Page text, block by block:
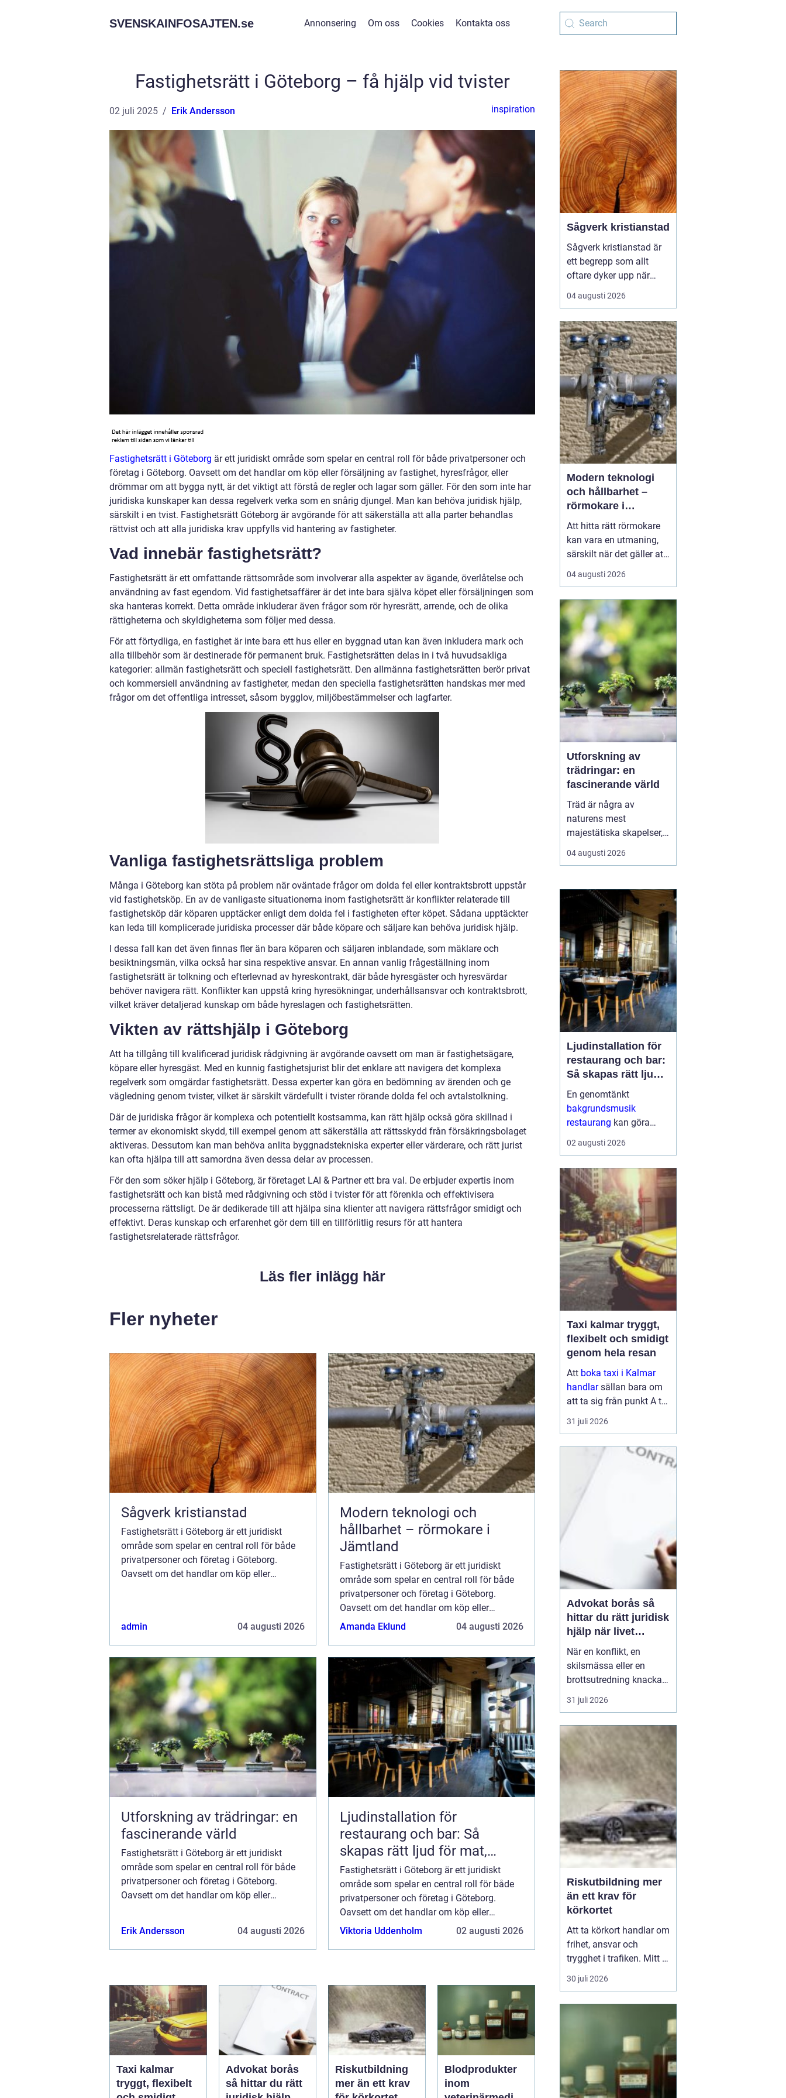
SVENSKAINFOSAJTEN.se Annonsering Om oss Cookies Kontakta oss
Fastighetsrätt i Göteborg – få hjälp vid tvister
02 juli 2025 Erik Andersson inspiration
Fastighetsrätt i Göteborg är ett juridiskt område som spelar en central roll för både privatpersoner och
företag i Göteborg. Oavsett om det handlar om köp eller försäljning av fastighet, hyresfrågor, eller
drömmar om att bygga nytt, är det viktigt att förstå de regler och lagar som gäller. För den som inte har
juridiska kunskaper kan dessa regelverk verka som en snårig djungel. Man kan behöva juridisk hjälp,
särskilt i en tvist. Fastighetsrätt Göteborg är avgörande för att säkerställa att alla parter behandlas
rättvist och att alla juridiska krav uppfylls vid hantering av fastigheter.
Vad innebär fastighetsrätt?
Fastighetsrätt är ett omfattande rättsområde som involverar alla aspekter av ägande, överlåtelse och
användning av fast egendom. Vid fastighetsaffärer är det inte bara själva köpet eller försäljningen som
ska hanteras korrekt. Detta område inkluderar även frågor som rör hyresrätt, arrende, och de olika
rättigheterna och skyldigheterna som följer med dessa.
För att förtydliga, en fastighet är inte bara ett hus eller en byggnad utan kan även inkludera mark och
alla tillbehör som är destinerade för permanent bruk. Fastighetsrätten delas in i två huvudsakliga
kategorier: allmän fastighetsrätt och speciell fastighetsrätt. Den allmänna fastighetsrätten berör privat
och kommersiell användning av fastigheter, medan den speciella fastighetsrätten handskas mer med
frågor om det offentliga intresset, såsom bygglov, miljöbestämmelser och lagfarter.
Vanliga fastighetsrättsliga problem
Många i Göteborg kan stöta på problem när oväntade frågor om dolda fel eller kontraktsbrott uppstår
vid fastighetsköp. En av de vanligaste situationerna inom fastighetsrätt är konflikter relaterade till
fastighetsköp där köparen upptäcker enligt dem dolda fel i fastigheten efter köpet. Sådana upptäckter
kan leda till komplicerade juridiska processer där både köpare och säljare kan behöva juridisk hjälp.
I dessa fall kan det även finnas fler än bara köparen och säljaren inblandade, som mäklare och
besiktningsmän, vilka också har sina respektive ansvar. En annan vanlig frågeställning inom
fastighetsrätt är tolkning och efterlevnad av hyreskontrakt, där både hyresgäster och hyresvärdar
behöver navigera rätt. Konflikter kan uppstå kring hyresökningar, underhållsansvar och kontraktsbrott,
vilket kräver detaljerad kunskap om både hyreslagen och fastighetsrätten.
Vikten av rättshjälp i Göteborg
Att ha tillgång till kvalificerad juridisk rådgivning är avgörande oavsett om man är fastighetsägare,
köpare eller hyresgäst. Med en kunnig fastighetsjurist blir det enklare att navigera det komplexa
regelverk som omgärdar fastighetsrätt. Dessa experter kan göra en bedömning av ärenden och ge
vägledning genom tvister, vilket är särskilt värdefullt i tvister rörande dolda fel och avtalstolkning.
Där de juridiska frågor är komplexa och potentiellt kostsamma, kan rätt hjälp också göra skillnad i
termer av ekonomiskt skydd, till exempel genom att säkerställa att rättsskydd från försäkringsbolaget
aktiveras. Dessutom kan man behöva anlita byggnadstekniska experter eller värderare, och rätt jurist
kan ofta hjälpa till att samordna även dessa delar av processen.
För den som söker hjälp i Göteborg, är företaget LAI & Partner ett bra val. De erbjuder expertis inom
fastighetsrätt och kan bistå med rådgivning och stöd i tvister för att förenkla och effektivisera
processerna rättsligt. De är dedikerade till att hjälpa sina klienter att navigera rättsfrågor smidigt och
effektivt. Deras kunskap och erfarenhet gör dem till en tillförlitlig resurs för att hantera
fastighetsrelaterade rättsfrågor.
Läs fler inlägg här
Fler nyheter
Sågverk kristianstad
Fastighetsrätt i Göteborg är ett juridiskt
område som spelar en central roll för både
privatpersoner och företag i Göteborg.
Oavsett om det handlar om köp eller
admin 04 augusti 2026
Modern teknologi och
hållbarhet – rörmokare i
Jämtland
Fastighetsrätt i Göteborg är ett juridiskt
område som spelar en central roll för både
privatpersoner och företag i Göteborg.
Oavsett om det handlar om köp eller
försäljning av fastighet, hyresf...
Amanda Eklund 04 augusti 2026
Utforskning av trädringar: en
fascinerande värld
Fastighetsrätt i Göteborg är ett juridiskt
område som spelar en central roll för både
privatpersoner och företag i Göteborg.
Oavsett om det handlar om köp eller
Erik Andersson
04 augusti 2026
Ljudinstallation för
restaurang och bar: Så
skapas rätt ljud för mat,
dryck och stämning
Fastighetsrätt i Göteborg är ett juridiskt
område som spelar en central roll för både
privatpersoner och företag i Göteborg.
Oavsett om det handlar om köp eller
försäljning av fastighet, hyresf...
Viktoria Uddenholm 02 augusti 2026
Taxi kalmar
tryggt, flexibelt
Advokat borås
så hittar du rätt
Riskutbildning
mer än ett krav
Blodprodukter
inom
Sågverk kristianstad
Sågverk kristianstad är
ett begrepp som allt
oftare dyker upp när
husbyggare, snickare
och markägare söker
trävaror i nordöstra
skåne. Områdets långa
tradition av skogsbruk
och hantverk har skapat
en stark bas för sågverk
som k...
04 augusti 2026
Modern teknologi
och hållbarhet –
rörmokare i
Jämtland
Att hitta rätt rörmokare
kan vara en utmaning,
särskilt när det gäller att
välja bland många
erbjudanden på en
Jämtland. Kvalificerade
rörmokare är viktiga för
att s&aum...
04 augusti 2026
Utforskning av
trädringar: en
fascinerande värld
Träd är några av
naturens mest
majestätiska skapelser,
och deras årliga
växande lager kan
historia och omgivning.
04 augusti 2026
Ljudinstallation för
restaurang och bar:
Så skapas rätt ljud
för mat, dryck och
stämning
En genomtänkt
bakgrundsmusik
restaurang kan göra
skillnaden mellan en
lokal som gästerna
plats där de g&aum...
02 augusti 2026
Taxi kalmar tryggt,
flexibelt och smidigt
genom hela resan
Att boka taxi i Kalmar
handlarsällan bara om
att ta sig från punkt A till
punkt B. För många är
resan en viktig del av
semestern. En pålitlig
taxiresa kan betyda att
31 juli 2026
Advokat borås så
hittar du rätt juridisk
hjälp när livet
krånglar
När en konflikt, en
skilsmässa eller en
brottsutredning knackar
på dörren förändras
vardagen snabbt.
länge med att kontakta
jurist, ofta av oro för
kostnader eller för att de
inte vet vart de ska
vända sig. Samtidigt kan
31 juli 2026
Riskutbildning mer
än ett krav för
körkortet
Att ta körkort handlar om
frihet, ansvar och
trygghet i trafiken. Mitt i
allt detta finns
riskutbildning, som
tanke: att ge blivande
förare en realistisk bild
av r...
30 juli 2026